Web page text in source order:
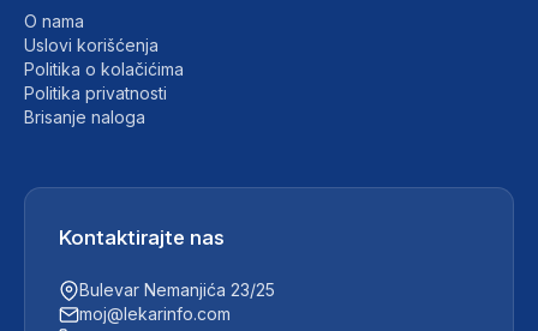
O nama
Uslovi korišćenja
Politika o kolačićima
Politika privatnosti
Brisanje naloga
Kontaktirajte nas
Bulevar Nemanjića 23/25
moj@lekarinfo.com